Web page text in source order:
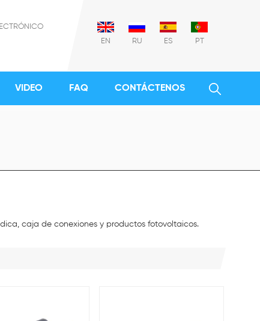
EN RU ES PT
VIDEO FAQ CONTÁCTENOS
caja de conexiones y productos fotovoltaicos.